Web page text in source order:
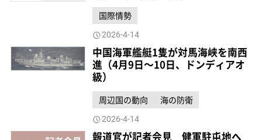
国際情勢
2026-4-14
中国海軍艦艇1隻が対馬海峡を南西
進（4月9日～10日、ドンディアオ
級）
周辺国の動向 海の防衛
2026-4-14
報道官が記者会見 健軍駐屯地へ